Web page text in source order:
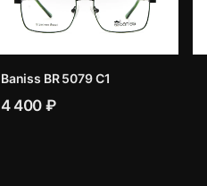
Baniss BR 5079 C1
4 400 ₽